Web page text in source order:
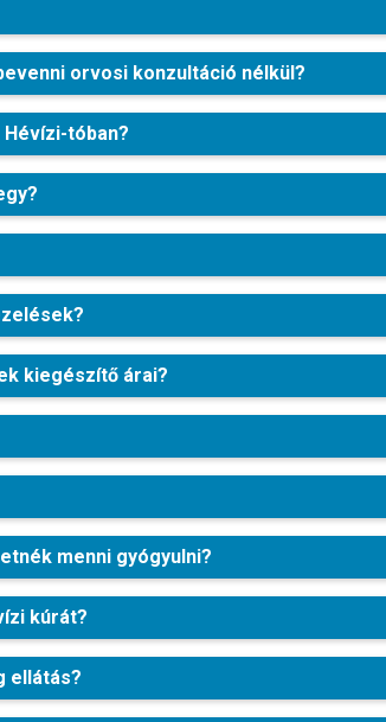
orvosi konzultáció nélkül?
tóban?
kiegészítő árai?
menni gyógyulni?
kúrát?
ellátás?